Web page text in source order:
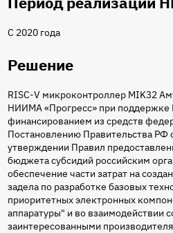
С 2020 года
Решение
RISС-V микроконтроллер MIK32
НИИМА «Прогресс» при поддержке
финансированием из средств
Постановлению Правительства
утверждении Правил
бюджета субсидий российским
обеспечение части затрат на
задела по разработке базовых
приоритетных электронных
аппаратуры" и во взаимодействии
заинтересованными